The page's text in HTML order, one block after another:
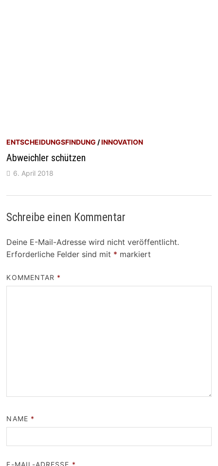
ENTSCHEIDUNGSFINDUNG /INNOVATION
Abweichler schützen
6. April 2018
Schreibe einen Kommentar
Deine E-Mail-Adresse wird nicht veröffentlicht.
Erforderliche Felder sind mit * markiert
KOMMENTAR *
NAME *